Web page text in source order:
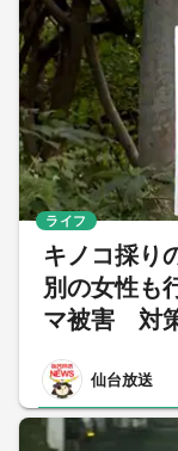
キノコ採り
別の女性も
マ被害 対
仙台放送
ライフ